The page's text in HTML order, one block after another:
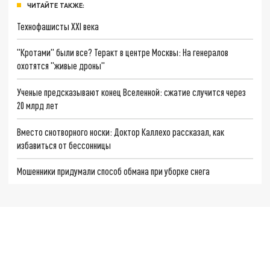
ЧИТАЙТЕ ТАКЖЕ:
Технофашисты XXI века
"Кротами" были все? Теракт в центре Москвы: На генералов
охотятся "живые дроны"
Ученые предсказывают конец Вселенной: сжатие случится через
20 млрд лет
Вместо снотворного носки: Доктор Каллехо рассказал, как
избавиться от бессонницы
Мошенники придумали способ обмана при уборке снега